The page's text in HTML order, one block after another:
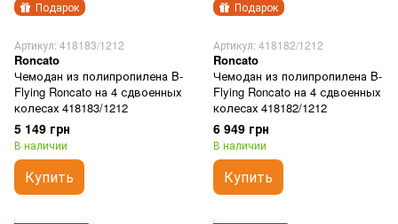
Подарок
Артикул: 418183/1212
Roncato
Чемодан из полипропилена B-
Flying Roncato на 4 сдвоенных
колесах 418183/1212
5 149 грн
В наличии
Купить
Подарок
Артикул: 418182/1212
Roncato
Чемодан из полипропилена B-
Flying Roncato на 4 сдвоенных
колесах 418182/1212
6 949 грн
В наличии
Купить